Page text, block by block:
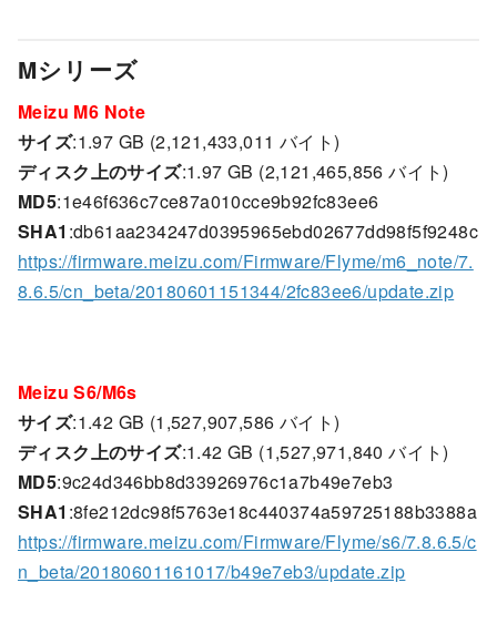
Mシリーズ
Meizu M6 Note
サイズ:1.97 GB (2,121,433,011 バイト)
ディスク上のサイズ:1.97 GB (2,121,465,856 バイト)
MD5:1e46f636c7ce87a010cce9b92fc83ee6
SHA1 :db61aa234247d0395965ebd02677dd98f5f9248c
https://firmware.meizu.com/Firmware/Flyme/m6_note/7.
8.6.5/cn_beta/20180601151344/2fc83ee6/update.zip
Meizu S6/M6s
サイズ:1.42 GB (1,527,907,586 バイト)
ディスク上のサイズ:1.42 GB (1,527,971,840 バイト)
MD5:9c24d346bb8d33926976c1a7b49e7eb3
SHA1 :8fe212dc98f5763e18c440374a59725188b3388a
https://firmware.meizu.com/Firmware/Flyme/s6/7.8.6.5/c
n_beta/20180601161017/b49e7eb3/update.zip